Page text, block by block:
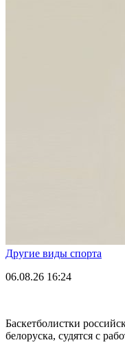
Другие виды спорта
06.08.26 16:24
Баскетболистки
белоруска, судятся с